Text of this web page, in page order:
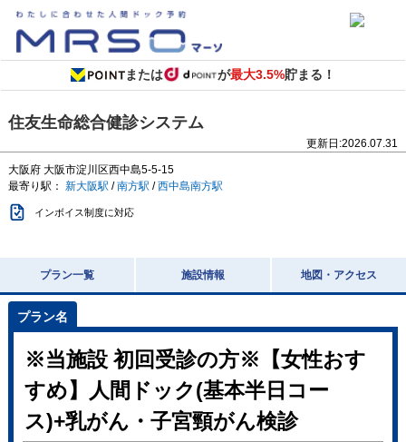
または が最大3.5%貯まる！
住友生命総合健診システム
更新日:2026.07.31
大阪府 大阪市淀川区西中島5-5-15
最寄り駅： 新大阪駅 /南方駅 /西中島南方駅
インボイス制度に対応
プラン一覧 施設情報 地図・アクセス
※当施設 初回受診の方※【女性おす
すめ】人間ドック(基本半日コー
ス)+乳がん・子宮頸がん検診